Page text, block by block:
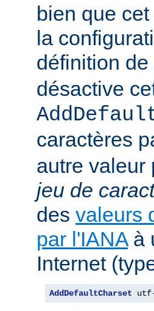
bien que
la
définition de
désactive
caractères
autre valeur
jeu de
des valeurs
par l'IANAà
Internet
AddDefaultCharset